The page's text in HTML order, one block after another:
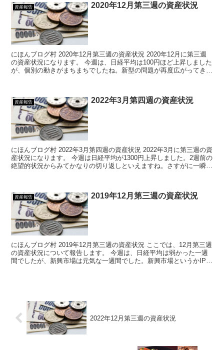
資産報告 2020年12月第三週の資産状況
にほんブログ村 2020年12月第三週の資産状況 2020年12月に第三週
の資産状況になります。 今週は、日経平均は100円ほど上昇しました
が、個別の動きがまちまちでしたね。新型の問題が再度広がってきた
資産報告 2022年3月第四週の資産状況
にほんブログ村 2022年3月第四週の資産状況 2022年3月に第三週の資
産状況になります。 今週は日経平均が1300円上昇しました。2週前の
絶望的状況からみてかなりの切り返しといえますね。さすがに一瞬で
資産報告 2019年12月第三週の資産状況
にほんブログ村 2019年12月第三週の資産状況 ここでは、12月第三週
の資産状況について報告します。 今週は、日経平均は弱かった一週
間でしたが、新興市場は元気な一週間でした。新興市場というかIPO
2022年12月第三週の資産状況